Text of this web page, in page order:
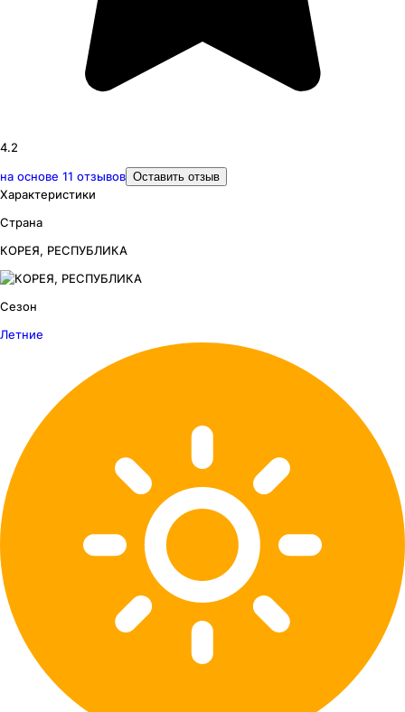
4.2
на основе 11 отзывов Оставить отзыв
Характеристики
Страна
КОРЕЯ, РЕСПУБЛИКА
Сезон
Летние